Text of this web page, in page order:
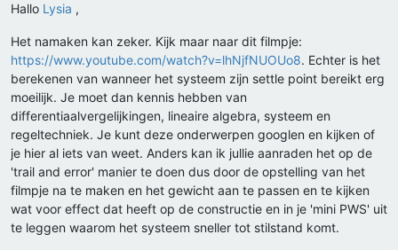
Hallo Lysia ,
Het namaken kan zeker. Kijk maar naar dit filmpje:
https://www.youtube.com/watch?v=lhNjfNUOUo8. Echter is het
berekenen van wanneer het systeem zijn settle point bereikt erg
moeilijk. Je moet dan kennis hebben van
differentiaalvergelijkingen, lineaire algebra, systeem en
regeltechniek. Je kunt deze onderwerpen googlen en kijken of
je hier al iets van weet. Anders kan ik jullie aanraden het op de
'trail and error' manier te doen dus door de opstelling van het
filmpje na te maken en het gewicht aan te passen en te kijken
wat voor effect dat heeft op de constructie en in je 'mini PWS' uit
te leggen waarom het systeem sneller tot stilstand komt.